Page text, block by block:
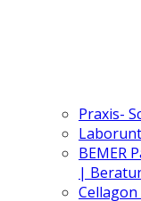
Praxis-
BEMER
|